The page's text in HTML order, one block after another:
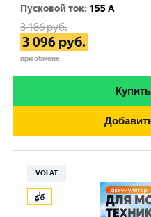
Пусковой ток: 155 A
3 186руб.
3 096 руб.
при обмене
VOLAT